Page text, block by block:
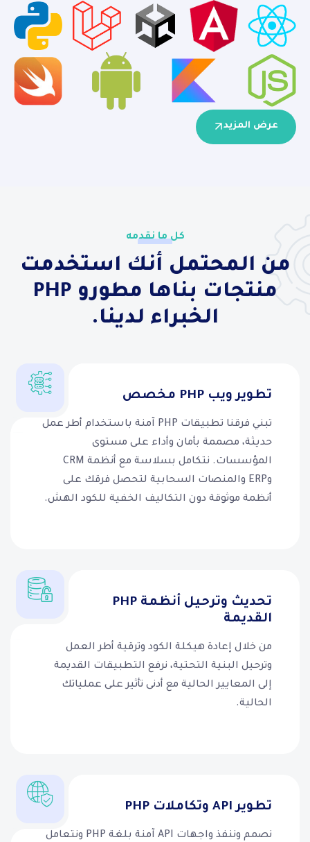
عرض المزيد
كل ما نقدمه
من المحتمل أنك استخدمت
منتجات بناها مطورو PHP
الخبراء لدينا.
تطوير ويب PHP مخصص
تبني فرقنا تطبيقات PHP آمنة باستخدام أطر عمل
حديثة، مصممة بأمان وأداء على مستوى
المؤسسات. نتكامل بسلاسة مع أنظمة CRM
وERP والمنصات السحابية لتحصل فرقك على
أنظمة موثوقة دون التكاليف الخفية للكود الهش.
تحديث وترحيل أنظمة PHP
القديمة
من خلال إعادة هيكلة الكود وترقية أطر العمل
وترحيل البنية التحتية، نرفع التطبيقات القديمة
إلى المعايير الحالية مع أدنى تأثير على عملياتك
الحالية.
تطوير API وتكاملات PHP
نصمم وننفذ واجهات API آمنة بلغة PHP ونتعامل